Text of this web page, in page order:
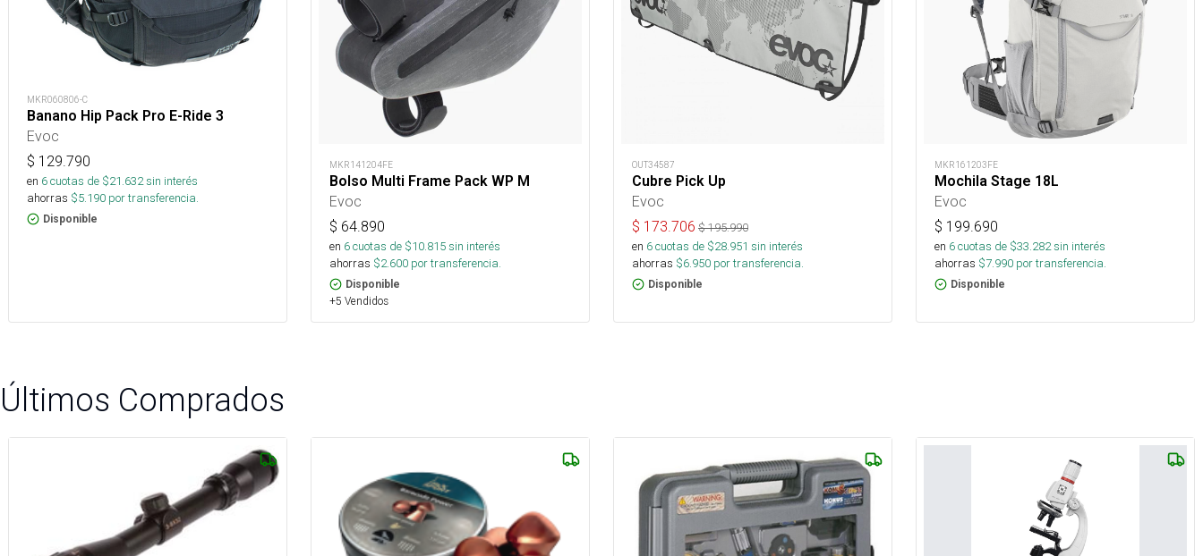
MKR060806-C
Banano Hip Pack Pro E-Ride 3
Evoc
$ 129.790
en 6cuotas de $21.632sin interés
ahorras $5.190 por transferencia.
Disponible
MKR141204FE
Bolso Multi Frame Pack WP M
Evoc
$ 64.890
en 6cuotas de $10.815sin interés
ahorras $2.600 por transferencia.
Disponible
+5 Vendidos
OUT34587
Cubre Pick Up
Evoc
$ 173.706 $195.990
en 6cuotas de $28.951 sin interés
ahorras $6.950 por transferencia.
Disponible
MKR161203FE
Mochila Stage 18L
Evoc
$ 199.690
en 6cuotas de $33.282sin interés
ahorras $7.990 por transferencia.
Disponible
Últimos Comprados